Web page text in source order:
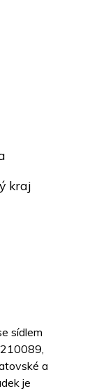
kraj
sídlem
a
je